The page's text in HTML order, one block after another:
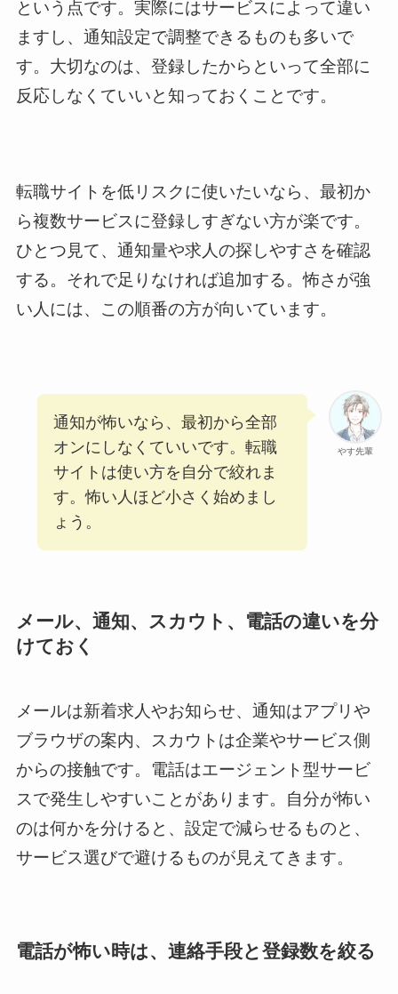
という点です。実際にはサービスによって違い
ますし、通知設定で調整できるものも多いで
す。大切なのは、登録したからといって全部に
反応しなくていいと知っておくことです。
転職サイトを低リスクに使いたいなら、最初か
ら複数サービスに登録しすぎない方が楽です。
ひとつ見て、通知量や求人の探しやすさを確認
する。それで足りなければ追加する。怖さが強
い人には、この順番の方が向いています。
やす先輩
通知が怖いなら、最初から全部
オンにしなくていいです。転職
サイトは使い方を自分で絞れま
す。怖い人ほど小さく始めまし
ょう。
メール、通知、スカウト、電話の違いを分
けておく
メールは新着求人やお知らせ、通知はアプリや
ブラウザの案内、スカウトは企業やサービス側
からの接触です。電話はエージェント型サービ
スで発生しやすいことがあります。自分が怖い
のは何かを分けると、設定で減らせるものと、
サービス選びで避けるものが見えてきます。
電話が怖い時は、連絡手段と登録数を絞る